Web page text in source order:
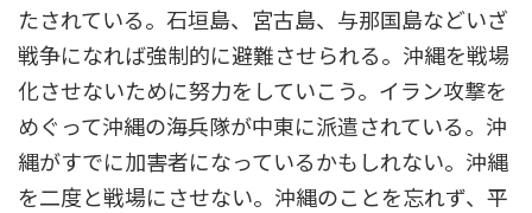
たされている。石垣島、宮古島、与那国島などいざ
戦争になれば強制的に避難させられる。沖縄を戦場
化させないために努力をしていこう。イラン攻撃を
めぐって沖縄の海兵隊が中東に派遣されている。沖
縄がすでに加害者になっているかもしれない。沖縄
を二度と戦場にさせない。沖縄のことを忘れず、平